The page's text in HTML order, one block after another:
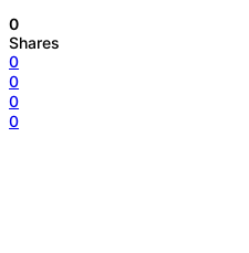
0
Shares
0
0
0
0